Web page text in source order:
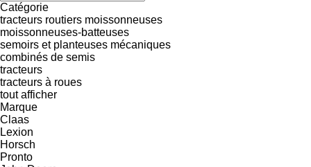
Catégorie
tracteurs routiers moissonneuses
moissonneuses-batteuses
semoirs et planteuses mécaniques
combinés de semis
tracteurs
tracteurs à roues
tout afficher
Marque
Claas
Lexion
Horsch
Pronto